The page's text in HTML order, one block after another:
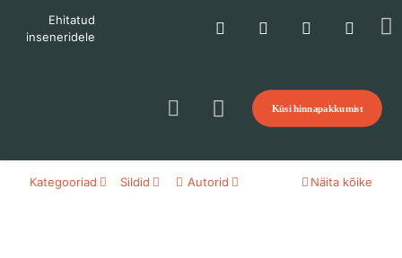
Ehitatud
inseneridele
Küsi hinnapakkumist
Kategooriad Sildid Autorid Näita kõike